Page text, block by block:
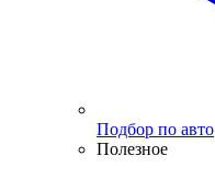
Подбор по авто
Полезное